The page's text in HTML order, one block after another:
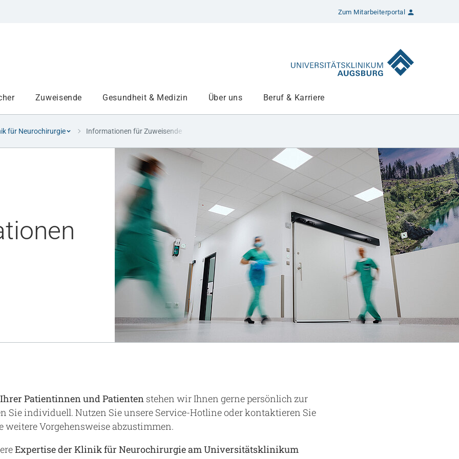
Zum Mitarbeiterportal
Zuweisende Gesundheit & Medizin Über uns Beruf & Karriere
für Neurochirurgie Informationen für Zuweisende
Notaufnahme
Forschung
Nachhaltigkeit am UKA - Initiative UMAGG
Patientinnen und Patienten stehen wir Ihnen gerne persönlich zur
Sie individuell. Nutzen Sie unsere Service-Hotline oder kontaktieren Sie
weitere Vorgehensweise abzustimmen.
Expertise der Klinik für Neurochirurgie am Universitätsklinikum